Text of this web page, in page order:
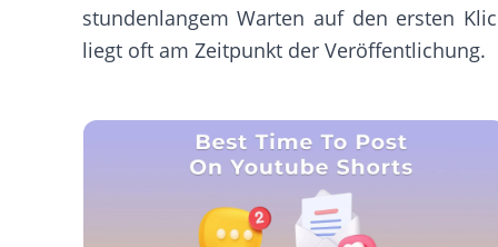
stundenlangem Warten auf den ersten
liegt oft am Zeitpunkt der Veröffentlichung.